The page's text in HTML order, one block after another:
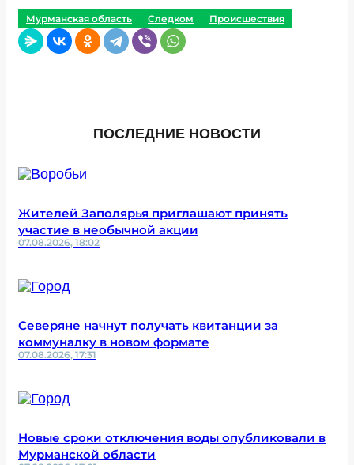
Мурманская область Следком Происшествия
ПОСЛЕДНИЕ НОВОСТИ
Жителей Заполярья приглашают принять
участие в необычной акции
07.08.2026, 18:02
Северяне начнут получать квитанции за
коммуналку в новом формате
07.08.2026, 17:31
Новые сроки отключения воды опубликовали в
Мурманской области